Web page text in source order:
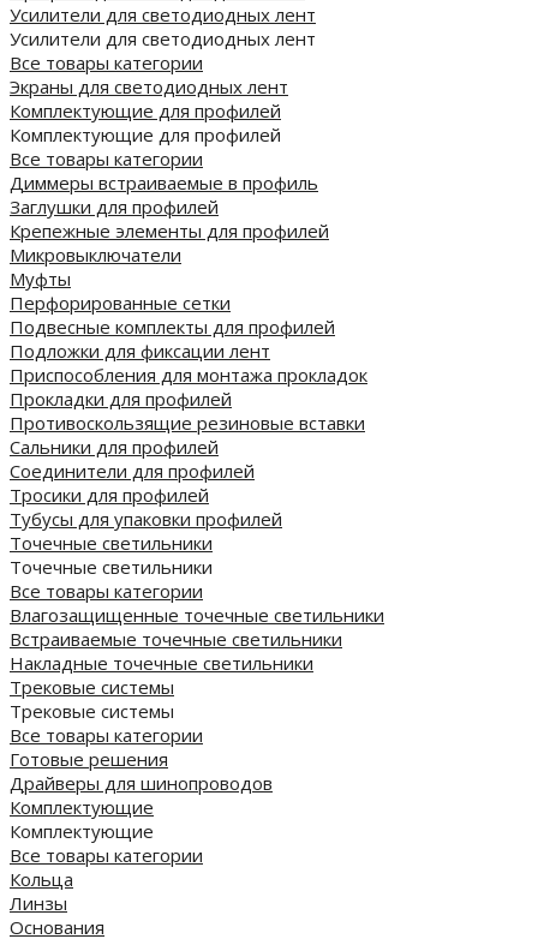
Усилители для светодиодных лент
Усилители для светодиодных лент
Все товары категории
Экраны для светодиодных лент
Комплектующие для профилей
Комплектующие для профилей
Все товары категории
Диммеры встраиваемые в профиль
Заглушки для профилей
Крепежные элементы для профилей
Микровыключатели
Муфты
Перфорированные сетки
Подвесные комплекты для профилей
Подложки для фиксации лент
Приспособления для монтажа прокладок
Прокладки для профилей
Противоскользящие резиновые вставки
Сальники для профилей
Соединители для профилей
Тросики для профилей
Тубусы для упаковки профилей
Точечные светильники
Точечные светильники
Все товары категории
Влагозащищенные точечные светильники
Встраиваемые точечные светильники
Накладные точечные светильники
Трековые системы
Трековые системы
Все товары категории
Готовые решения
Драйверы для шинопроводов
Комплектующие
Комплектующие
Все товары категории
Кольца
Линзы
Основания